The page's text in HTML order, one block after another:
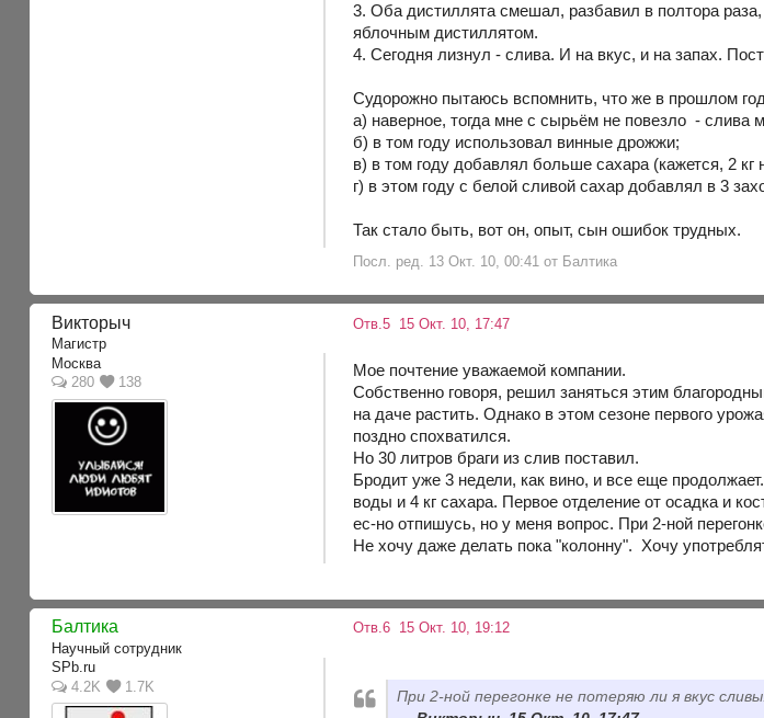
3. Оба дистиллята смешал, разбавил в полтора
яблочным дистиллятом.
4. Сегодня лизнул - слива. И на вкус, и на запах.
Судорожно пытаюсь вспомнить, что же в прошлом
а) наверное, тогда мне с сырьём не повезло - слива
б) в том году использовал винные дрожжи;
в) в том году добавлял больше сахара (кажется, 2 кг
г) в этом году с белой сливой сахар добавлял в 3
Так стало быть, вот он, опыт, сын ошибок трудных.
Посл. ред. 13 Окт. 10, 00:41 от Балтика
Викторыч
Магистр
Москва
280
138
Отв.5 15 Окт. 10, 17:47
Мое почтение уважаемой компании.
Собственно говоря, решил заняться этим
на даче растить. Однако в этом сезоне первого
поздно спохватился.
Но 30 литров браги из слив поставил.
Бродит уже 3 недели, как вино, и все еще
воды и 4 кг сахара. Первое отделение от осадка и
ес-но отпишусь, но у меня вопрос. При 2-ной
Не хочу даже делать пока "колонну". Хочу
Балтика
Научный сотрудник
SPb.ru
4.2K
1.7K
Отв.6 15 Окт. 10, 19:12
При 2-ной перегонке не потеряю ли я вкус сливы.